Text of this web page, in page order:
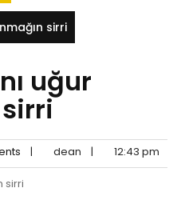
sirri
uğur
| dean | 12:43 pm
sirri